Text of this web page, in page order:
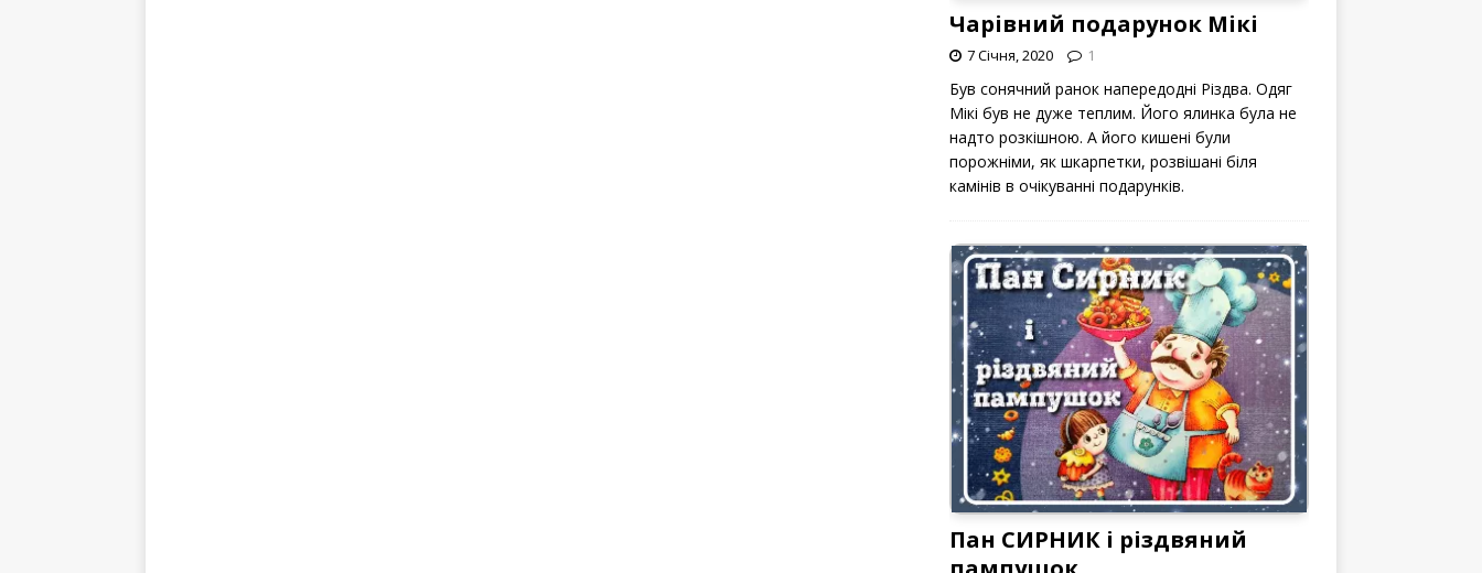
Чарівний подарунок Мікі
7 Січня, 2020 1
Був сонячний ранок напередодні Різдва. Одяг
Мікі був не дуже теплим. Його ялинка була не
надто розкішною. А його кишені були
порожніми, як шкарпетки, розвішані біля
камінів в очікуванні подарунків.
Пан СИРНИК і різдвяний